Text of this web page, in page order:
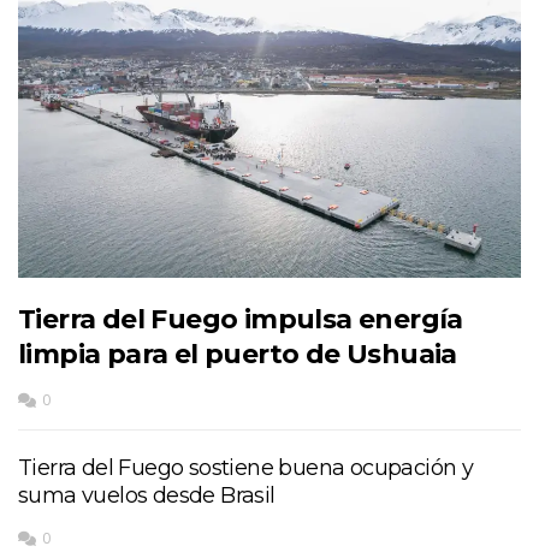
Tierra del Fuego impulsa energía
limpia para el puerto de Ushuaia
0
Tierra del Fuego sostiene buena ocupación y
suma vuelos desde Brasil
0